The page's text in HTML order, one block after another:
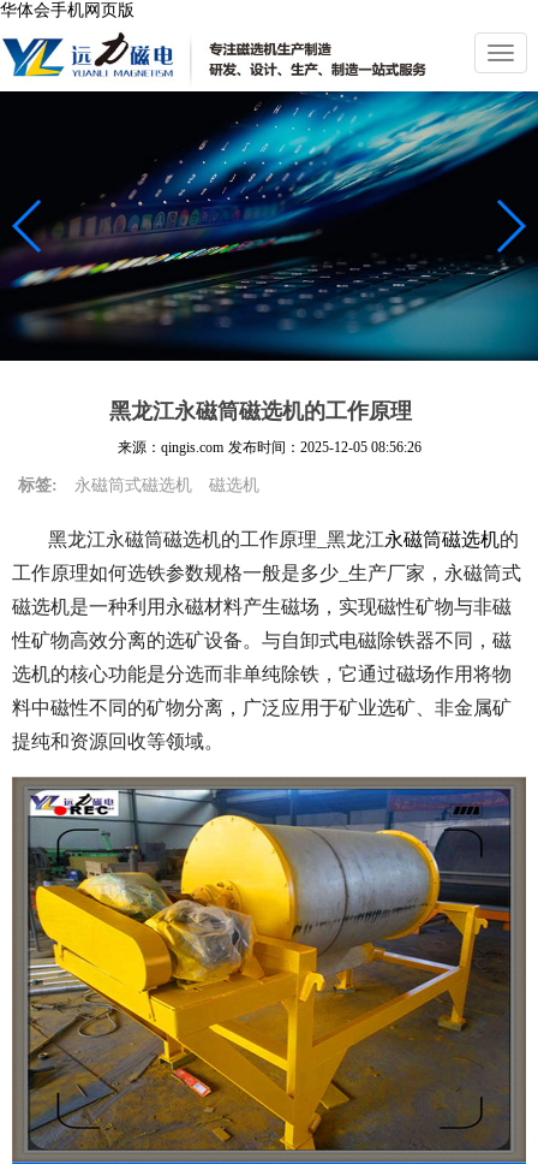
华体会手机网页版
切
换
导
航
黑龙江永磁筒磁选机的工作原理
来源：qingis.com 发布时间： 2025-12-05 08:56:26
标签: 永磁筒式磁选机 磁选机
黑龙江永磁筒磁选机的工作原理_黑龙江永磁筒磁选机的
工作原理如何选铁参数规格一般是多少_生产厂家，永磁筒式
磁选机是一种利用永磁材料产生磁场，实现磁性矿物与非磁
性矿物高效分离的选矿设备。与自卸式电磁除铁器不同，磁
选机的核心功能是分选而非单纯除铁，它通过磁场作用将物
料中磁性不同的矿物分离，广泛应用于矿业选矿、非金属矿
提纯和资源回收等领域。